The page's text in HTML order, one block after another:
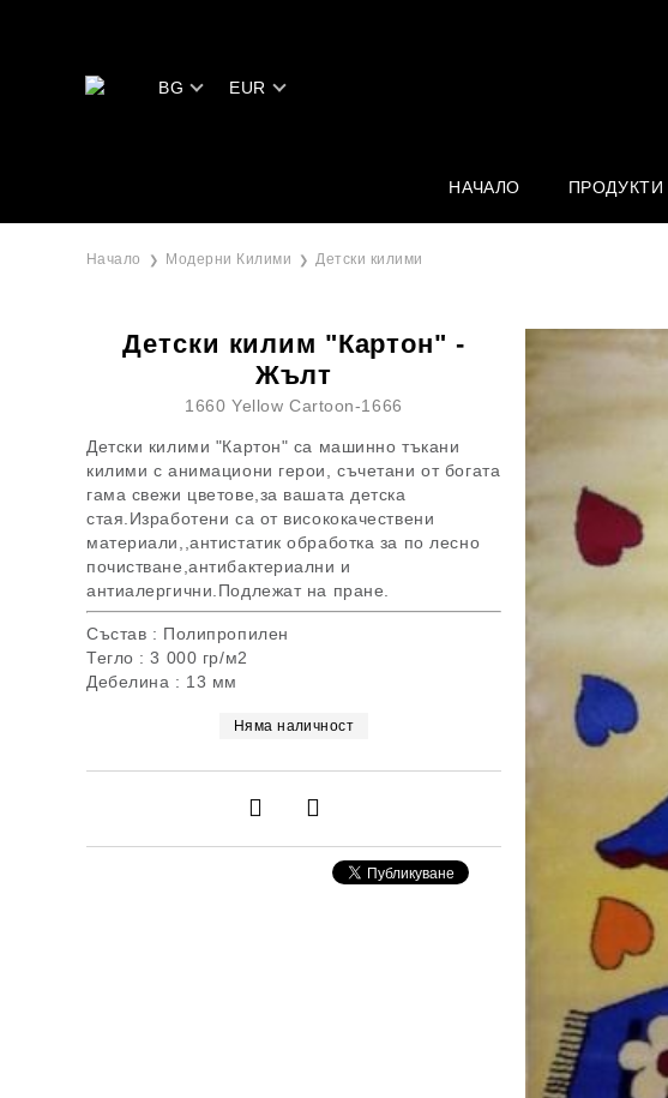
BG EUR
НАЧАЛО ПРОДУКТИ
Начало Модерни Килими Детски килими
Детски килим "Картон" -
Жълт
1660 Yellow Cartoon-1666
Детски килими "Картон" са машинно тъкани
килими с анимациони герои, съчетани от богата
гама свежи цветове,за вашата детска
стая.Изработени са от висококачествени
материали,,антистатик обработка за по лесно
почистване,антибактериални и
антиалергични.Подлежат на пране.
Състав : Полипропилен
Тегло : 3 000 гр/м2
Дебелина : 13 мм
Няма наличност